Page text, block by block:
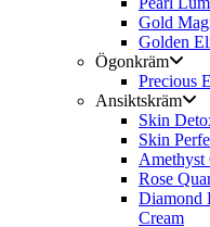
Gold
Golden
Ögonkräm
Precious
Ansiktskräm
Skin
Skin
Amethyst
Rose
Diamond
Cream